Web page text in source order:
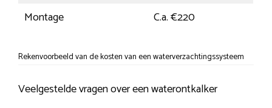
Montage
C.a. €220
Rekenvoorbeeld van de kosten van een waterverzachtingssysteem
Veelgestelde vragen over een waterontkalker